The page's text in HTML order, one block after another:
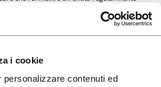
i cookie
contenuti ed
Salute a effettuare la vendita online di